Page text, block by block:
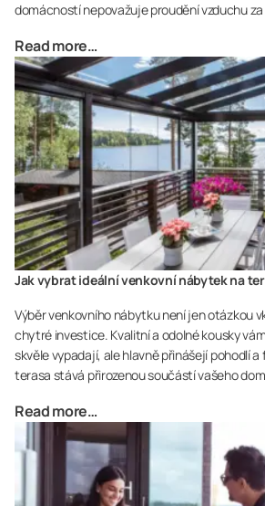
domácností nepovažuje proudění vzduchu
Read more…
Jak vybrat ideální venkovní nábytek na
Výběr venkovního nábytku není jen otázkou
chytré investice. Kvalitní a odolné kousky
skvěle vypadají, ale hlavně přinášejí pohodlí
terasa stává přirozenou součástí vašeho
Read more…